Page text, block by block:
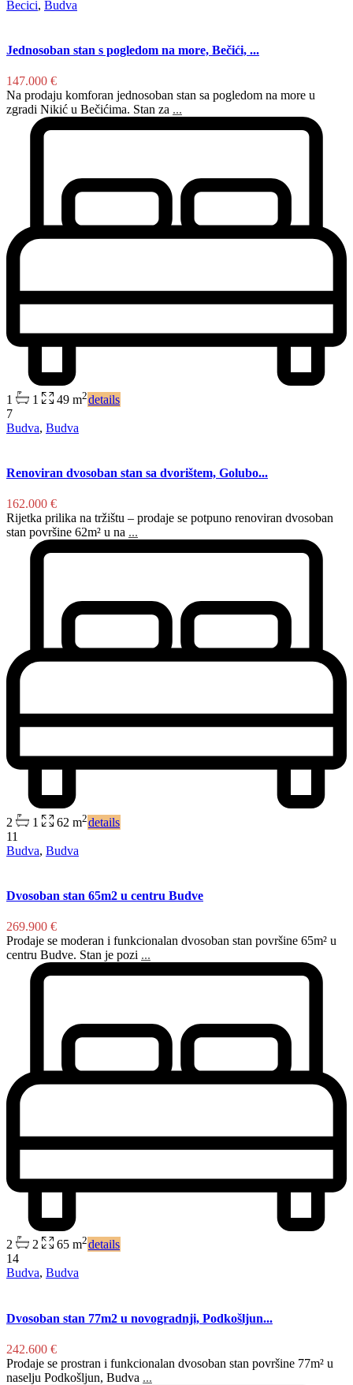
Becici, Budva
Jednosoban stan s pogledom na more, Bečići, ...
147.000 €
Na prodaju komforan jednosoban stan sa pogledom na more u
zgradi Nikić u Bečićima. Stan za ...
1 1 49 m2details
7
Budva, Budva
Renoviran dvosoban stan sa dvorištem, Golubo...
162.000 €
Rijetka prilika na tržištu – prodaje se potpuno renoviran dvosoban
stan površine 62m² u na ...
2 1 62 m2details
11
Budva, Budva
Dvosoban stan 65m2 u centru Budve
269.900 €
Prodaje se moderan i funkcionalan dvosoban stan površine 65m² u
centru Budve. Stan je pozi ...
2 2 65 m2details
14
Budva, Budva
Dvosoban stan 77m2 u novogradnji, Podkošljun...
242.600 €
Prodaje se prostran i funkcionalan dvosoban stan površine 77m² u
naselju Podkošljun, Budva ...